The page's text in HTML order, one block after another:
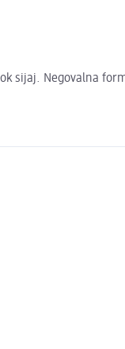
sijaj. Negovalna